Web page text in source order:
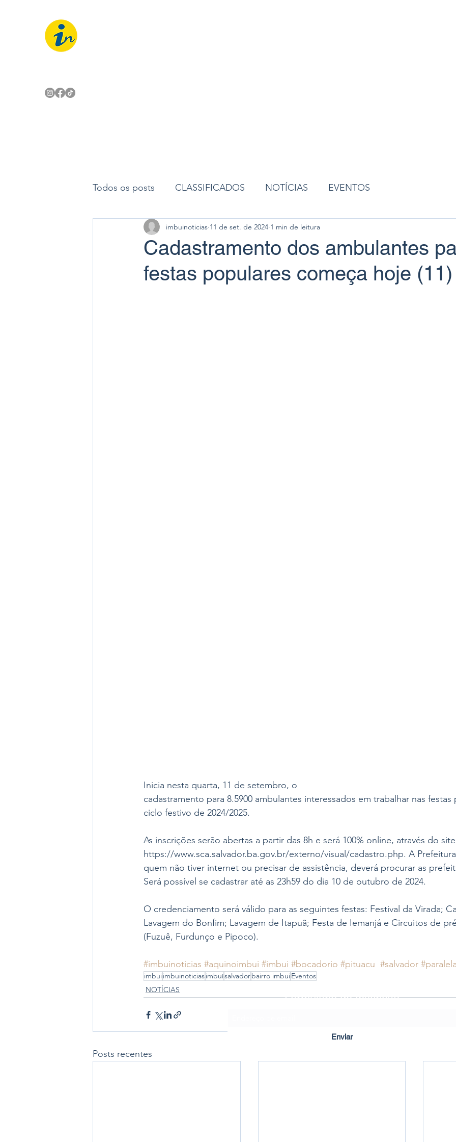
Todos os posts CLASSIFICADOS NOTÍCIAS EVENTOS
Cadastramento dos ambulantes
festas populares começa hoje (11)
imbuinoticias 11 de set. de 2024 1 min de leitura
Inicia nesta quarta, 11 de setembro, o
cadastramento para 8.5900 ambulantes interessados em trabalhar nas
ciclo festivo de 2024/2025.
As inscrições serão abertas a partir das 8h e será 100% online, através do
https://www.sca.salvador.ba.gov.br/externo/visual/cadastro.php. A
quem não tiver internet ou precisar de assistência, deverá procurar as
Será possível se cadastrar até as 23h59 do dia 10 de outubro de 2024.
O credenciamento será válido para as seguintes festas: Festival da Virada;
Lavagem do Bonfim; Lavagem de Itapuã; Festa de Iemanjá e Circuitos de
(Fuzuê, Furdunço e Pipoco).
#imbuinoticias #aquinoimbui #imbui #bocadorio #pituacu #salvador
imbuiimbuinoticiasimbuísalvadorbairro imbuiEventos
NOTÍCIAS
Posts recentes
Formulário de Inscrição
Enviar